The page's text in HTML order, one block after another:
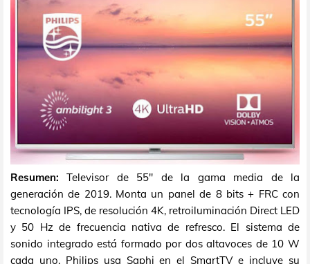
Resumen: Televisor de 55" de la gama media de la
generación de 2019. Monta un panel de 8 bits + FRC con
tecnología IPS, de resolución 4K, retroiluminación Direct LED
y 50 Hz de frecuencia nativa de refresco. El sistema de
sonido integrado está formado por dos altavoces de 10 W
cada uno. Philips usa Saphi en el SmartTV e incluye su